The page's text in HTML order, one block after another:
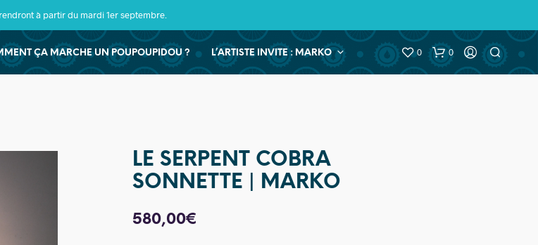
à partir du mardi 1er septembre.
ÇA MARCHE UN POUPOUPIDOU ? L’ARTISTE INVITE : MARKO 0 0
LE SERPENT COBRA
SONNETTE | MARKO
580,00€